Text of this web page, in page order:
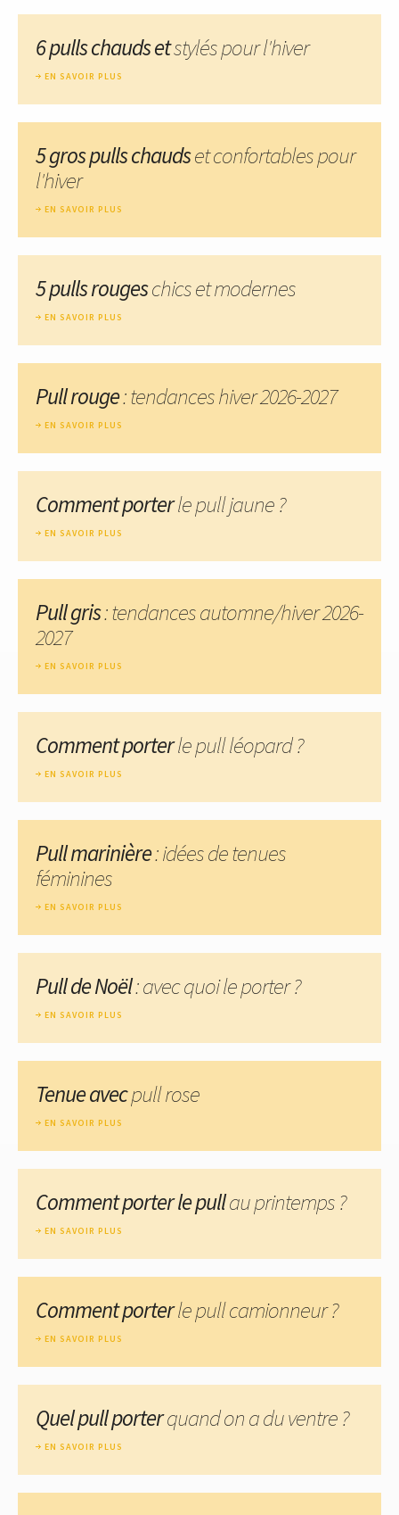
6 pulls chauds etstylés pour l'hiver
EN SAVOIR PLUS
5 gros pulls chaudset confortables pour
l'hiver
EN SAVOIR PLUS
5 pulls rougeschics et modernes
EN SAVOIR PLUS
Pull rouge: tendances hiver 2026-2027
EN SAVOIR PLUS
Comment porterle pull jaune ?
EN SAVOIR PLUS
Pull gris: tendances automne/hiver 2026-
2027
EN SAVOIR PLUS
Comment porterle pull léopard ?
EN SAVOIR PLUS
Pull marinière: idées de tenues
féminines
EN SAVOIR PLUS
Pull de Noël: avec quoi le porter ?
EN SAVOIR PLUS
Tenue avecpull rose
EN SAVOIR PLUS
Comment porter le pullau printemps ?
EN SAVOIR PLUS
Comment porterle pull camionneur ?
EN SAVOIR PLUS
Quel pull porterquand on a du ventre ?
EN SAVOIR PLUS